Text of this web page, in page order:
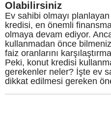
Olabilirsiniz
Ev sahibi olmayı
kredisi, en önemli
olmaya devam ediyor.
kullanmadan önce
faiz oranlarını
Peki, konut kredisi
gerekenler neler? İşte ev
dikkat edilmesi gereken